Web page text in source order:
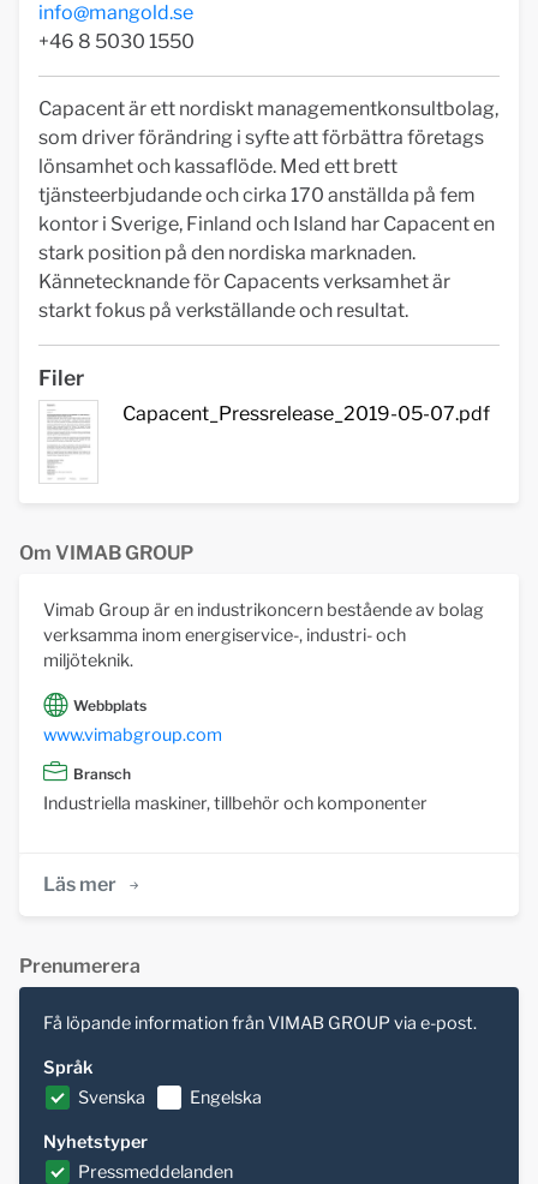
info@mangold.se
+46 8 5030 1550
Capacent är ett nordiskt managementkonsultbolag,
som driver förändring i syfte att förbättra företags
lönsamhet och kassaflöde. Med ett brett
tjänsteerbjudande och cirka 170 anställda på fem
kontor i Sverige, Finland och Island har Capacent en
stark position på den nordiska marknaden.
Kännetecknande för Capacents verksamhet är
starkt fokus på verkställande och resultat.
Filer
Capacent_Pressrelease_2019-05-07.pdf
Om VIMAB GROUP
Vimab Group är en industrikoncern bestående av bolag
verksamma inom energiservice-, industri- och
miljöteknik.
Webbplats
www.vimabgroup.com
Bransch
Industriella maskiner, tillbehör och komponenter
Läs mer
Prenumerera
Få löpande information från VIMAB GROUP via e-post.
Språk
Svenska
Engelska
Nyhetstyper
Pressmeddelanden